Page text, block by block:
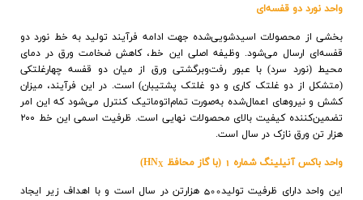
واحد نورد دو قفسه‌ای
بخشی از محصولات اسیدشویی‌شده جهت ادامه فرآیند تولید به خط نورد دو
قفسه‌ای ارسال می‌شود. وظیفه اصلی این خط، کاهش ضخامت ورق در دمای
محیط (نورد سرد) با عبور رفت‌وبرگشتی ورق از میان دو قفسه چهارغلتکی
(متشکل از دو غلتک کاری و دو غلتک پشتیبان) است. در این فرآیند، میزان
کشش و نیروهای اعمال‌شده به‌صورت تمام‌اتوماتیک کنترل می‌شود که این امر
تضمین‌کننده کیفیت بالای محصولات نهایی است. ظرفیت اسمی این خط ۲۰۰
هزار تن ورق نازک در سال است.
واحد باكس آنيلينگ شماره 1 (با گاز محافظ HNX
)
اين واحد دارای ظرفيت توليد500 هزارتن در سال است و با اهداف زير ايجاد